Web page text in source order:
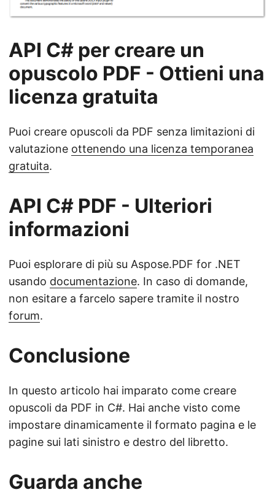
API C# per creare un
opuscolo PDF - Ottieni una
licenza gratuita
Puoi creare opuscoli da PDF senza limitazioni di
valutazione ottenendo una licenza temporanea
gratuita.
API C# PDF - Ulteriori
informazioni
Puoi esplorare di più su Aspose.PDF for .NET
usando documentazione. In caso di domande,
non esitare a farcelo sapere tramite il nostro
forum.
Conclusione
In questo articolo hai imparato come creare
opuscoli da PDF in C#. Hai anche visto come
impostare dinamicamente il formato pagina e le
pagine sui lati sinistro e destro del libretto.
Guarda anche